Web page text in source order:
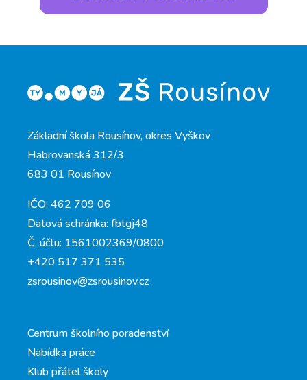
Základní škola Rousínov, okres Vyškov
Habrovanská 312/3
683 01 Rousínov
IČO: 462 709 06
Datová schránka: fbtgj48
Č. účtu: 1561002369/0800
+420 517 371 535
zsrousinov@zsrousinov.cz
Centrum školního poradenství
Nabídka práce
Klub přátel školy